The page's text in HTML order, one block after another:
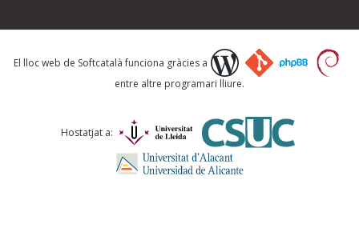
Què proposeu?
Comentari *
El lloc web de Softcatalà funciona gràcies a
entre altre programari lliure.
Hostatjat a: